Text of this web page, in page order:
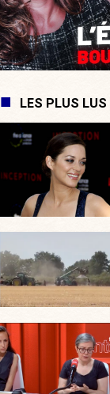
LES PLUS